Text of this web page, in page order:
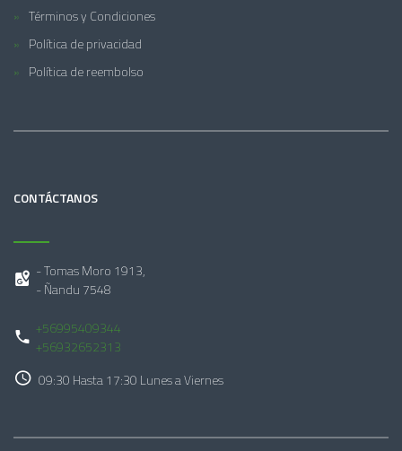
Términos y Condiciones
Política de privacidad
Política de reembolso
CONTÁCTANOS
- Tomas Moro 1913,
- Ñandu 7548
+56995409344
+56932652313
09:30 Hasta 17:30 Lunes a Viernes